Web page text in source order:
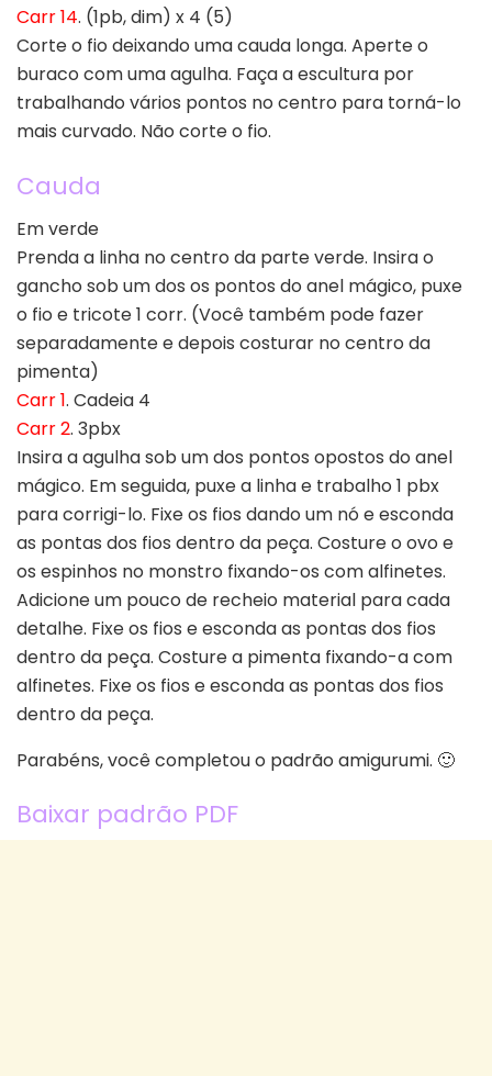
Carr 14. (1pb, dim) x 4 (5)
Corte o fio deixando uma cauda longa. Aperte o
buraco com uma agulha. Faça a escultura por
trabalhando vários pontos no centro para torná-lo
mais curvado. Não corte o fio.
Cauda
Em verde
Prenda a linha no centro da parte verde. Insira o
gancho sob um dos os pontos do anel mágico, puxe
o fio e tricote 1 corr. (Você também pode fazer
separadamente e depois costurar no centro da
pimenta)
Carr 1. Cadeia 4
Carr 2. 3pbx
Insira a agulha sob um dos pontos opostos do anel
mágico. Em seguida, puxe a linha e trabalho 1 pbx
para corrigi-lo. Fixe os fios dando um nó e esconda
as pontas dos fios dentro da peça. Costure o ovo e
os espinhos no monstro fixando-os com alfinetes.
Adicione um pouco de recheio material para cada
detalhe. Fixe os fios e esconda as pontas dos fios
dentro da peça. Costure a pimenta fixando-a com
alfinetes. Fixe os fios e esconda as pontas dos fios
dentro da peça.
Parabéns, você completou o padrão amigurumi. 🙂
Baixar padrão PDF